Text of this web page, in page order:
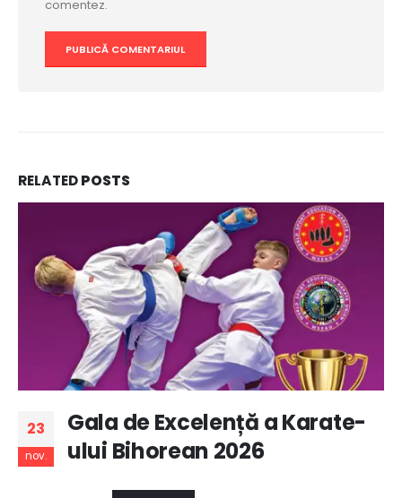
comentez.
RELATEDPOSTS
23
nov.
Gala de Excelență a Karate-
ului Bihorean 2026